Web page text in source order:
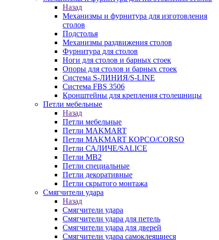
Назад
Механизмы и фурнитура для изготовления
столов
Подстолья
Механизмы раздвижения столов
Фурнитура для столов
Ноги для столов и барных стоек
Опоры для столов и барных стоек
Система S-ЛИНИЯ/S-LINE
Система FBS 3506
Кронштейны для крепления столешницы
Петли мебельные
Назад
Петли мебельные
Петли MAKMART
Петли MAKMART КОРСО/CORSO
Петли САЛИЧЕ/SALICE
Петли MB2
Петли специальные
Петли декоративные
Петли скрытого монтажа
Смягчители удара
Назад
Смягчители удара
Смягчители удара для петель
Смягчители удара для дверей
Cмягчители удара самоклеящиеся